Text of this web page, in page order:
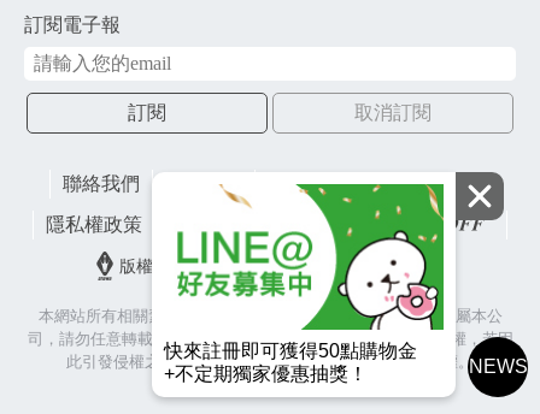
NEWS
快來註冊即可獲得50點購物金
+不定期獨家優惠抽獎！
訂閱電子報
訂閱 取消訂閱
聯絡我們 網站地圖
財團法人有容教育基金會
隱私權政策
lifefactory
版權所有© 2026 皇冠金屬工業股份有限公司
本網站所有相關素材(含照片、圖片、影音、文字等)著作權皆屬本公
司，請勿任意轉載作為商業使用，並籲請尊重各代言人之肖像權，若因
此引發侵權之爭議與訴訟，本公司將保留相關法律追訴權。